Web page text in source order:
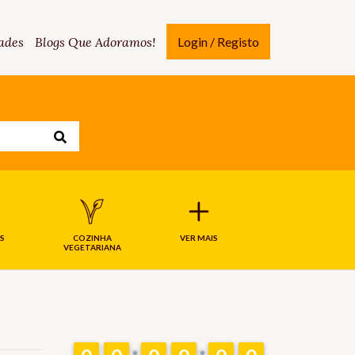
Blogs Que Adoramos! Login / Registo
COZINHA
VEGETARIANA
VER MAIS